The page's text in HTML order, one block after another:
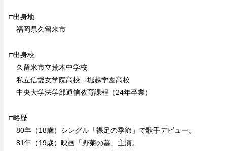
□出身地
福岡県久留米市
□出身校
久留米市立荒木中学校
私立信愛女学院高校→堀越学園高校
中央大学法学部通信教育課程（24年卒業）
□略歴
80年（18歳）シングル「裸足の季節」で歌手デビュー。
81年（19歳）映画「野菊の墓」主演。